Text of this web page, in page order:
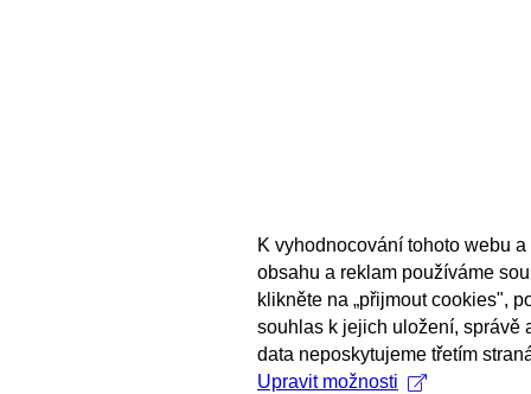
K vyhodnocování tohoto webu
obsahu a reklam používáme
klikněte na „přijmout cookies",
souhlas k jejich uložení, správě
data neposkytujeme třetím
Upravit možnosti